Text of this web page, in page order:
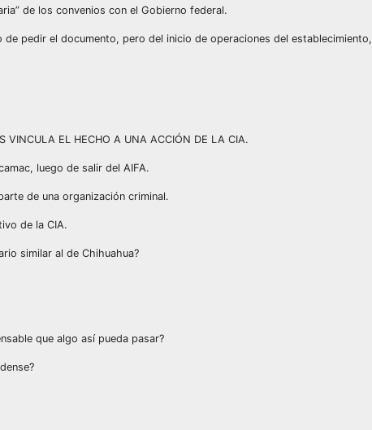
de los convenios con el Gobierno federal.
pedir el documento, pero del inicio de operaciones del establecimiento,
VINCULA EL HECHO A UNA ACCIÓN DE LA CIA.
luego de salir del AIFA.
de una organización criminal.
de la CIA.
similar al de Chihuahua?
que algo así pueda pasar?